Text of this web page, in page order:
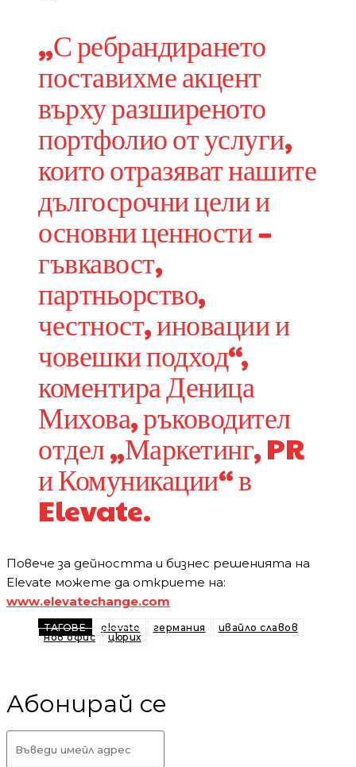
„С ребрандирането
поставихме акцент
върху разширеното
портфолио от услуги,
които отразяват нашите
дългосрочни цели и
основни ценности –
гъвкавост,
партньорство,
честност, иновации и
човешки подход“,
коментира Деница
Михова, ръководител
отдел „Маркетинг, PR
и Комуникации“ в
Elevate.
Повече за дейността и бизнес решенията на
Elevate можете да откриете на:
www.elevatechange.com
ТАГОВЕ elevate германия
ивайло славов
нов офис
цюрих
Абонирай се